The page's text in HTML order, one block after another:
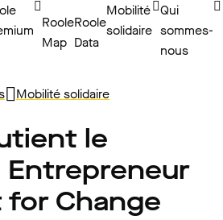
Roole
Map
Roole
Data
Mobilité
solidaire
Qui
sommes-
nous
Mobilité solidaire
le
Entrepreneur
for Change